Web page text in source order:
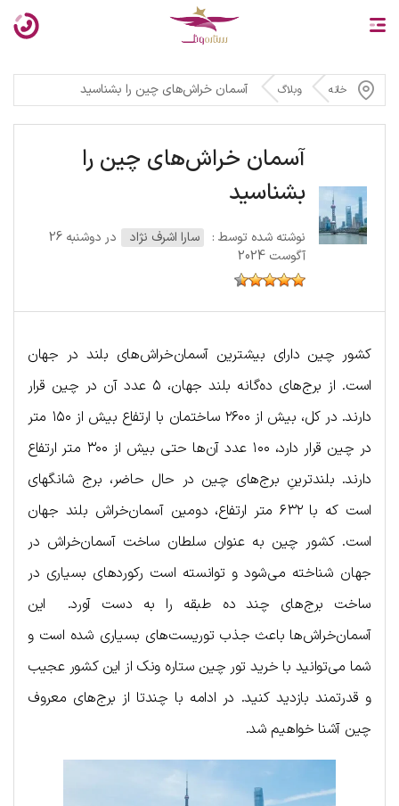
خانه وبلاگ آسمان خراش‌های چین را بشناسید
آسمان خراش‌های چین را
بشناسید
نوشته شده توسط : سارا اشرف نژاد
در دوشنبه 26
آگوست 2024
کشور چین دارای بیشترین آسمان‌خراش‌های بلند در جهان
است. از برج‌های ده‌گانه بلند جهان، ۵ عدد آن در چین قرار
دارند. در کل، بیش از ۲۶۰۰ ساختمان با ارتفاع بیش از ۱۵۰ متر
در چین قرار دارد، ۱۰۰ عدد آن‌ها حتی بیش از ۳۰۰ متر ارتفاع
دارند. بلندترینِ برج‌های چین در حال حاضر، برج شانگهای
است که با ۶۳۲ متر ارتفاع، دومین آسمان‌خراش بلند جهان
است. کشور چین به عنوان سلطان ساخت آسمان‌خراش در
جهان شناخته می‌شود و توانسته است رکوردهای بسیاری در
ساخت برج‌های چند ده طبقه را به دست آورد. این
آسمان‌خراش‌ها باعث جذب توریست‌های بسیاری شده است و
شما می‌توانید با خرید تور چین ستاره ونک از این کشور عجیب
و قدرتمند بازدید کنید. در ادامه با چندتا از برج‌های معروف
چین آشنا خواهیم شد.